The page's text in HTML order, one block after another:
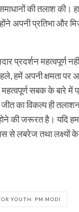
की तलाश की।
अपनी प्रतिभा और
प्रदर्शन महत्वपूर्ण
हमें अपनी क्षमता पर
सबक के बारे में
का विकल्प ही
की जरूरत है।
लबरेज तथा लक्ष्यों के
YOUTH: PM MODI